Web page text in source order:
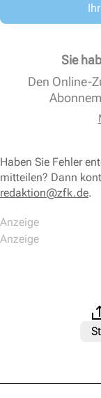
Sie
Den Online-
Haben Sie Fehler
mitteilen? Dann
redaktion@zfk.de.